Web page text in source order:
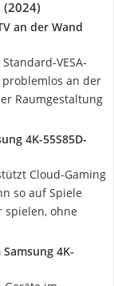
(2024)
an der Wand
VESA-
an der
Raumgestaltung
4K-55S85D-
Cloud-Gaming
so auf Spiele
ohne
4K-